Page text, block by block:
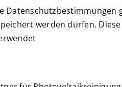
werden dürfen.